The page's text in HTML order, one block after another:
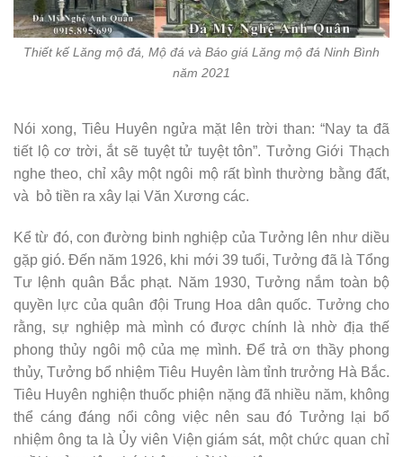
Thiết kế Lăng mộ đá, Mộ đá và Báo giá Lăng mộ đá Ninh Bình
năm 2021
Nói xong, Tiêu Huyên ngửa mặt lên trời than: “Nay ta đã
tiết lộ cơ trời, ắt sẽ tuyệt tử tuyệt tôn”. Tưởng Giới Thạch
nghe theo, chỉ xây một ngôi mộ rất bình thường bằng đất,
và bỏ tiền ra xây lại Văn Xương các.
Kể từ đó, con đường binh nghiệp của Tưởng lên như diều
gặp gió. Đến năm 1926, khi mới 39 tuổi, Tưởng đã là Tổng
Tư lệnh quân Bắc phạt. Năm 1930, Tưởng nắm toàn bộ
quyền lực của quân đội Trung Hoa dân quốc. Tưởng cho
rằng, sự nghiệp mà mình có được chính là nhờ địa thế
phong thủy ngôi mộ của mẹ mình. Để trả ơn thầy phong
thủy, Tưởng bổ nhiệm Tiêu Huyên làm tỉnh trưởng Hà Bắc.
Tiêu Huyên nghiện thuốc phiện nặng đã nhiều năm, không
thể cáng đáng nổi công việc nên sau đó Tưởng lại bổ
nhiệm ông ta là Ủy viên Viện giám sát, một chức quan chỉ